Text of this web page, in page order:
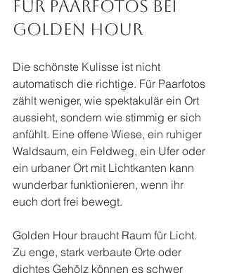
für Paarfotos bei
Golden Hour
Die schönste Kulisse ist nicht
automatisch die richtige. Für Paarfotos
zählt weniger, wie spektakulär ein Ort
aussieht, sondern wie stimmig er sich
anfühlt. Eine offene Wiese, ein ruhiger
Waldsaum, ein Feldweg, ein Ufer oder
ein urbaner Ort mit Lichtkanten kann
wunderbar funktionieren, wenn ihr
euch dort frei bewegt.
Golden Hour braucht Raum für Licht.
Zu enge, stark verbaute Orte oder
dichtes Gehölz können es schwer